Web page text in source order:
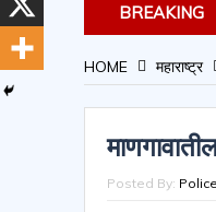
BREAKING
NEWS
नलावडे यांच्या
गुन्हे उघडकीस; २ आरोपी अटकेत,
HOME महाराष्ट्र
Posted By: